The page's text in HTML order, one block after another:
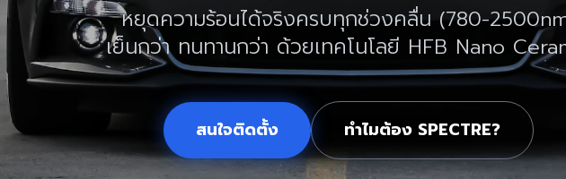
หยุดความร้อนได้จริงครบทุกช่วงคลื่น (780-
เย็นกว่า ทนทานกว่า ด้วยเทคโนโลยี HFB Nano
สนใจติดตั้ง ทำไมต้อง SPECTRE?